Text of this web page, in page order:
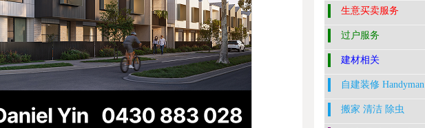
生意买卖服务
过户服务
建材相关
自建装修 Handyman
搬家 清洁 除虫